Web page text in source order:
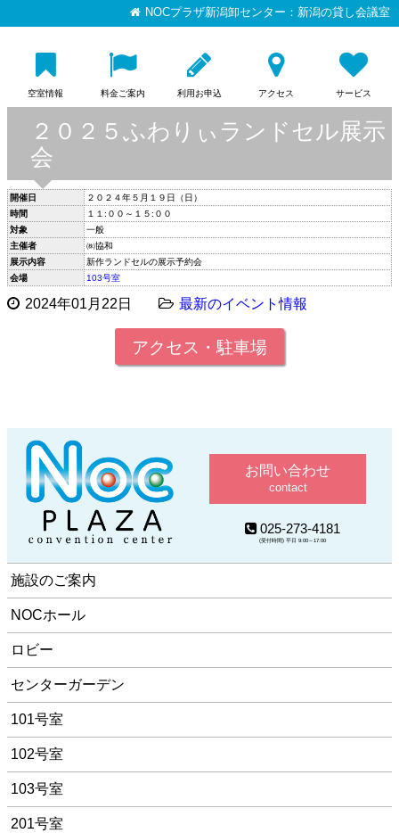
NOCプラザ新潟卸センター：新潟の貸し会議室
空室情報 料金ご案内 利用お申込 アクセス サービス
２０２５ふわりぃランドセル展示
会
開催日
２０２４年５月１９日（日）
時間
１１:００～１５:００
対象
一般
主催者
㈱協和
展示内容
新作ランドセルの展示予約会
会場
103号室
2024年01月22日 最新のイベント情報
アクセス・駐車場
お問い合わせ
contact
025-273-4181
(受付時間) 平日 9:00～17:00
施設のご案内
NOCホール
ロビー
センターガーデン
101号室
102号室
103号室
201号室